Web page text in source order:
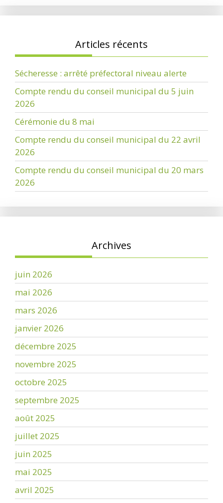
Articles récents
Sécheresse : arrêté préfectoral niveau alerte
Compte rendu du conseil municipal du 5 juin
2026
Cérémonie du 8 mai
Compte rendu du conseil municipal du 22 avril
2026
Compte rendu du conseil municipal du 20 mars
2026
Archives
juin 2026
mai 2026
mars 2026
janvier 2026
décembre 2025
novembre 2025
octobre 2025
septembre 2025
août 2025
juillet 2025
juin 2025
mai 2025
avril 2025